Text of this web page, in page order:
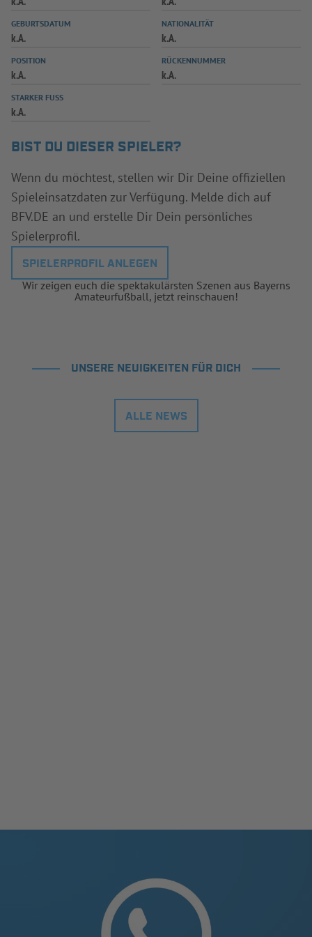
SPIELPLUS
GEBURTSDATUM
k.A.
NATIONALITÄT
k.A.
POSITION
k.A.
RÜCKENNUMMER
k.A.
STARKER FUSS
k.A.
BIST DU DIESER SPIELER?
Wenn du möchtest, stellen wir Dir Deine offiziellen
Spieleinsatzdaten zur Verfügung. Melde dich auf
BFV.DE an und erstelle Dir Dein persönliches
Spielerprofil.
SPIELERPROFIL ANLEGEN
Wir zeigen euch die spektakulärsten Szenen aus Bayerns
Amateurfußball, jetzt reinschauen!
UNSERE NEUIGKEITEN FÜR DICH
ALLE NEWS